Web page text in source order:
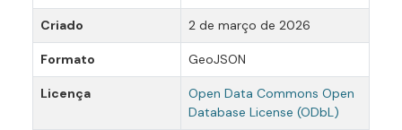
Criado 2 de março de 2026
Formato GeoJSON
Licença
Open Data Commons Open
Database License (ODbL)